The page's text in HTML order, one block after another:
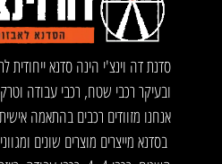
סדנת דה וינצ'י הינה סדנא ייחודית
ובעיקר רכבי שטח, רכבי עבודה
אנחנו מזוודים רכבים בהתאמה
בסדנא מייצרים מוצרים שונים